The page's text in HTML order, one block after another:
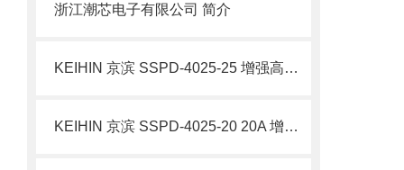
浙江潮芯电子有限公司 简介
KEIHIN 京滨 SSPD-4025-25 增强高压直动电磁阀 SUS304 不锈钢阀 简介
KEIHIN 京滨 SSPD-4025-20 20A 增强型高压直动电磁阀 不锈钢 简介